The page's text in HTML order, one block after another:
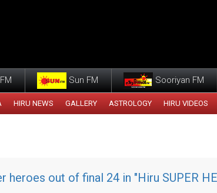
Sun FM Sooriyan FM
HIRU NEWS GALLERY ASTROLOGY HIRU VIDEOS
heroes out of final 24 in "Hiru SUPER